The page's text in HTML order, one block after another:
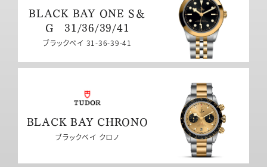
BLACK BAY ONE S＆
G 31/36/39/41
ブラックベイ 31-36-39-41
BLACK BAY CHRONO
ブラックベイ クロノ